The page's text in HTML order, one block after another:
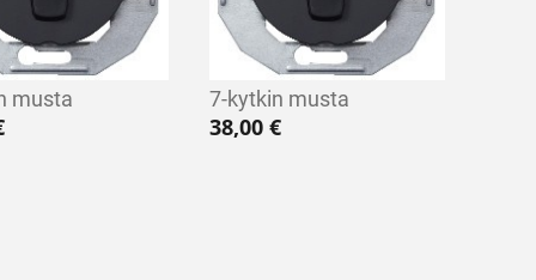
musta 7-kytkin musta
38,00€